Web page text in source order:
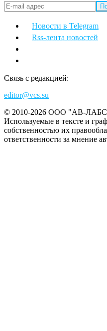
Новости в Telegram
Rss-лента новостей
Связь с редакцией:
editor@vcs.su
© 2010-2026 ООО "АВ-
Используемые в тексте и
собственностью их
ответственности за мнение